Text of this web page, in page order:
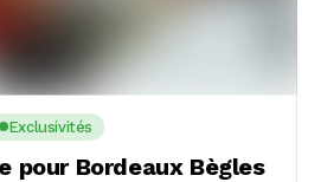
Exclusivités
pour Bordeaux Bègles